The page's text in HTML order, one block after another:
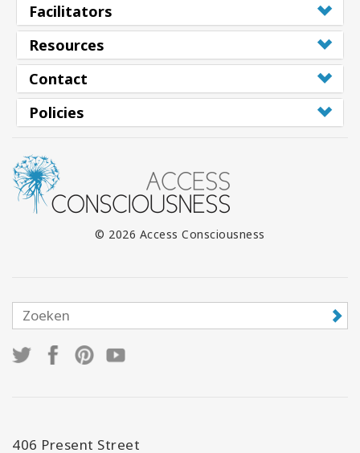
Facilitators
Resources
Contact
Policies
© 2026 Access Consciousness
406 Present Street